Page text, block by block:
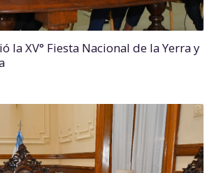
la XV° Fiesta Nacional de la Yerra y